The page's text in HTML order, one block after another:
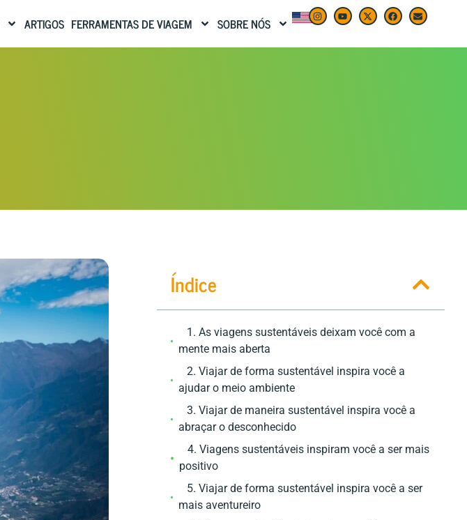
ARTIGOS FERRAMENTAS DE VIAGEM SOBRE NÓS
Índice
1. As viagens sustentáveis ​​deixam você com a
mente mais aberta
2. Viajar de forma sustentável inspira você a
ajudar o meio ambiente
3. Viajar de maneira sustentável inspira você a
abraçar o desconhecido
4. Viagens sustentáveis ​​inspiram você a ser mais
positivo
5. Viajar de forma sustentável inspira você a ser
mais aventureiro